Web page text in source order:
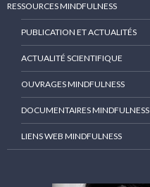
RESSOURCES MINDFULNESS
PUBLICATION ET ACTUALITÉS
ACTUALITÉ SCIENTIFIQUE
OUVRAGES MINDFULNESS
DOCUMENTAIRES MINDFULNESS
LIENS WEB MINDFULNESS